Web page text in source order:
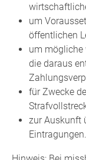
um
öffentlichen
um mögliche
die daraus
für Zwecke
zur Auskunft
Eintragungen.